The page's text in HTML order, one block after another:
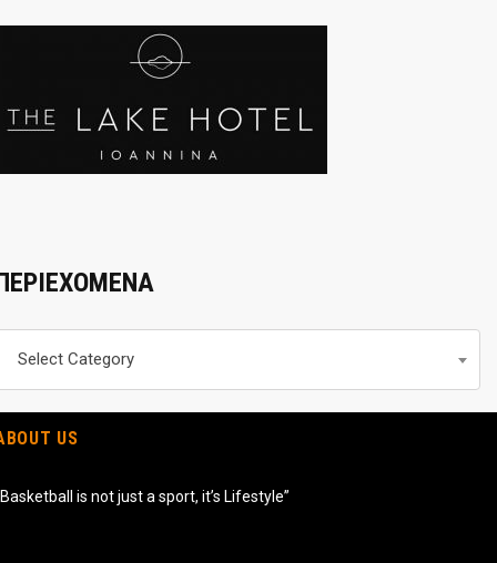
Select Category
US
is not just a sport, it’s Lifestyle”